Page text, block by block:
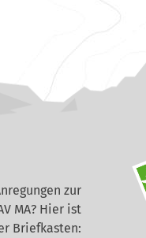
zur
MA? Hier ist
Briefkasten: